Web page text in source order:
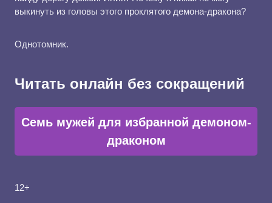
выкинуть из головы этого проклятого демона-дракона?
Однотомник.
Читать онлайн без сокращений
Семь мужей для избранной демоном-
драконом
12+